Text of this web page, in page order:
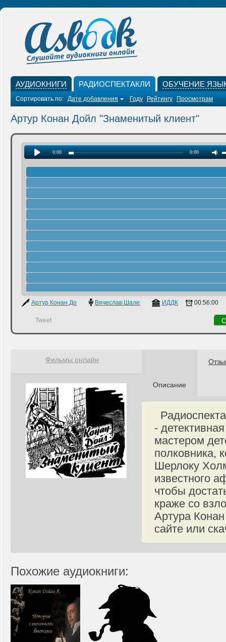
АУДИОКНИГИ РАДИОСПЕКТАКЛИ ОБУЧЕНИЕ
Сортировать по: Дате добавления Году Рейтингу Просмотрам
Артур Конан Дойл "Знаменитый клиент"
0:00 0:00
Артур Конан Дойл Вячеслав Шалевич ,Алексей Борзунов
ИДДК 00:56:00
Tweet
Описание
-
мастером
полковника,
Шерлоку
известного
чтобы
краже со
Артура
сайте или
Фильмы онлайн
Похожие аудиокниги: